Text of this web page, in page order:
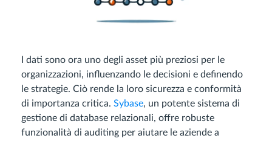
I dati sono ora uno degli asset più preziosi per le
organizzazioni, influenzando le decisioni e definendo
le strategie. Ciò rende la loro sicurezza e conformità
di importanza critica. Sybase, un potente sistema di
gestione di database relazionali, offre robuste
funzionalità di auditing per aiutare le aziende a